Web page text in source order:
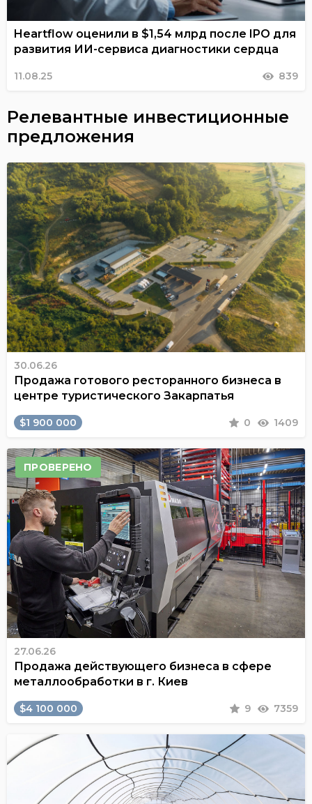
Heartflow оценили в $1,54 млрд после IPO для
развития ИИ-сервиса диагностики сердца
11.08.25 839
Релевантные инвестиционные
предложения
30.06.26
Продажа готового ресторанного бизнеса в
центре туристического Закарпатья
$1 900 000 0 1409
ПРОВЕРЕНО
27.06.26
Продажа действующего бизнеса в сфере
металлообработки в г. Киев
$4 100 000 9 7359